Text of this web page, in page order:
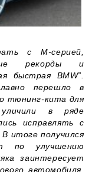
с М-серией,
рекорды и
быстрая BMW”.
перешло в
тюнинг-кита для
в ряде
исправлять с
итоге получился
по улучшению
заинтересует
автомобиля.